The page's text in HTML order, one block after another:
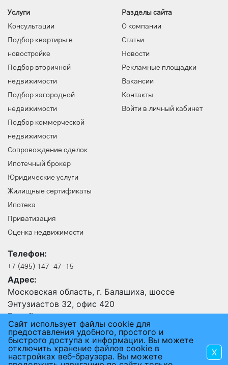
Услуги
Консультации
Подбор квартиры в
новостройке
Подбор вторичной
недвижимости
Подбор загородной
недвижимости
Подбор коммерческой
недвижимости
Сопровождение сделок
Ипотечный брокер
Юридические услуги
Жилищные сертификаты
Ипотека
Приватизация
Оценка недвижимости
Разделы сайта
О компании
Статьи
Новости
Рекламные площадки
Вакансии
Контакты
Войти в личный кабинет
Телефон:
+7 (495) 147-47-15
Адрес:
Московская область, г. Балашиха, шоссе
Энтузиастов 32, офис 420
E-mail:
24@an-rus.ru
2015 - 2026 © АГЕНТСТВО НЕДВИЖИМОСТИ РУСЬ
ПОЛЬЗОВАТЕЛЬСКОЕ СОГЛАШЕНИЕ
Сайт использует файлы cookie для
предоставления удобного, простого и
быстрого доступа к информации. Вы можете
отключить хранение файлов cookie в
настройках веб-браузера. Вы можете
X